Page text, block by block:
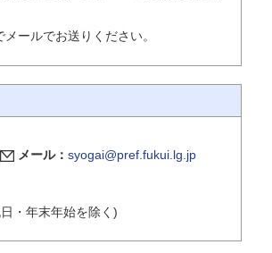
メールでお送りください。
メール： syogai@pref.fukui.lg.jp
・年末年始を除く)